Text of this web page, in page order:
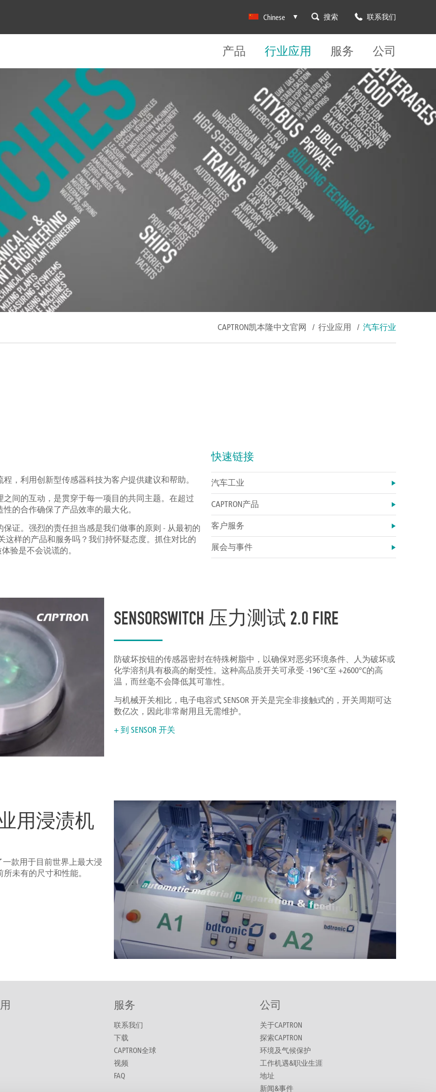
Chinese 搜索 联系我们
产品 行业应用 服务 公司
CAPTRON凯本隆中文官网 / 行业应用 / 汽车行业
，利用创新型传感器科技为客户提供建议和帮助。
间的互动，是贯穿于每一项目的共同主题。在超过
的合作确保了产品效率的最大化。
证。强烈的责任担当感是我们做事的原则 - 从最初的
这样的产品和服务吗？我们持怀疑态度。抓住对比的
验是不会说谎的。
快速链接
汽车工业
CAPTRON产品
客户服务
展会与事件
SENSORSWITCH 压力测试 2.0 FIRE
防破坏按钮的传感器密封在特殊树脂中，以确保对恶劣环境条件、人为破坏或
化学溶剂具有极高的耐受性。这种高品质开关可承受 -196°C至 +2600°C的高
温，而丝毫不会降低其可靠性。
与机械开关相比，电子电容式 SENSOR 开关是完全非接触式的，开关周期可达
数亿次，因此非常耐用且无需维护。
+ 到 SENSOR 开关
用浸渍机
一款用于目前世界上最大浸
未有的尺寸和性能。
服务
联系我们
下载
CAPTRON全球
视频
FAQ
公司
关于CAPTRON
探索CAPTRON
环境及气候保护
工作机遇&职业生涯
地址
新闻&事件